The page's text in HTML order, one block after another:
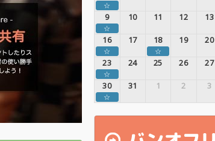
☆
9 10 11 12 13
☆
16 17 18 19 20
☆ ☆
23 24 25 26 27
☆
30 31 1 2 3
☆